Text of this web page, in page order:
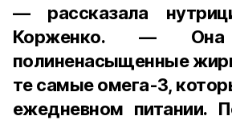
— рассказала
Корженко. — Она
полиненасыщенные
те самые омега-3,
ежедневном питании.